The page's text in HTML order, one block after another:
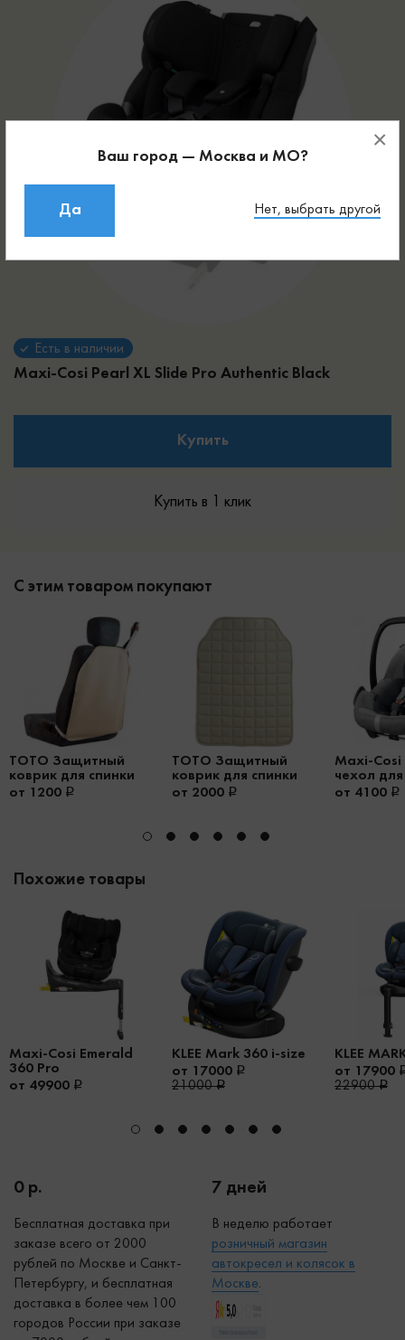
Ваш город — Москва и МО?
Да Нет, выбрать другой
×
Есть в наличии
Maxi-Cosi Pearl XL Slide Pro Authentic Black
Купить
Купить в 1 клик
С этим товаром покупают
TOTO Защитный
коврик для спинки
автомобильного
от 1200
TOTO Защитный
коврик для спинки
автомобильного
от 2000
Maxi-Cosi
чехол
Pebble
от 4100
Похожие товары
Maxi-Cosi Emerald
360 Pro
от 49900
KLEE Mark 360 i-size
от 17000
21000
KLEE
от 17900
22900
0 р.
Бесплатная доставка при
заказе всего от 2000
рублей по Москве и Санкт-
Петербургу, и бесплатная
доставка в более чем 100
городов России при заказе
7 дней
В неделю работает
розничный магазин
автокресел и колясок в
Москве.